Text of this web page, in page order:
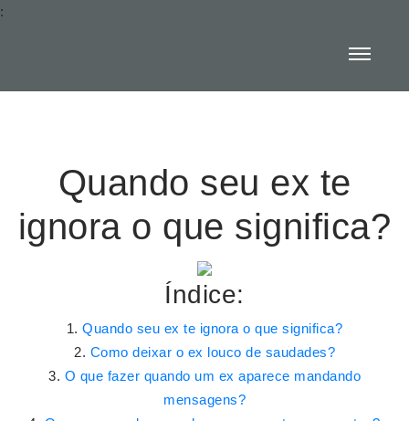
:
Quando seu ex te
ignora o que significa?
Índice:
Quando seu ex te ignora o que significa?
Como deixar o ex louco de saudades?
O que fazer quando um ex aparece mandando
mensagens?